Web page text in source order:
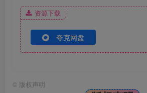
资源下载
夸克网盘
© 版权声明